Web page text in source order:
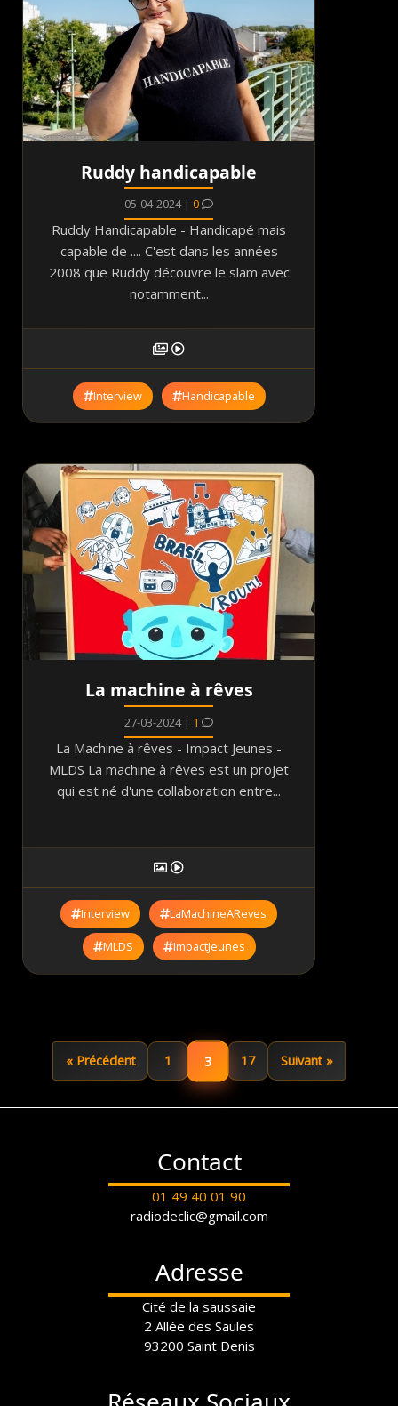
Ruddy handicapable
05-04-2024 | 0
Ruddy Handicapable - Handicapé mais
capable de .... C'est dans les années
2008 que Ruddy découvre le slam avec
notamment...
Interview Handicapable
La machine à rêves
27-03-2024 | 1
La Machine à rêves - Impact Jeunes -
MLDS La machine à rêves est un projet
qui est né d'une collaboration entre...
Interview LaMachineAReves
MLDS ImpactJeunes
« Précédent 1 3 17 Suivant »
Contact
01 49 40 01 90
radiodeclic@gmail.com
Adresse
Cité de la saussaie
2 Allée des Saules
93200 Saint Denis